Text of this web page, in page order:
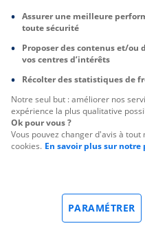
Assurer une meilleure
toute sécurité
Proposer des contenus et/ou
vos centres d’intérêts
Récolter des statistiques de
Notre seul but : améliorer nos
expérience la plus qualitative
Ok pour vous ?
Vous pouvez changer d'avis à
cookies. En savoir plus sur
PARAMÉTRER